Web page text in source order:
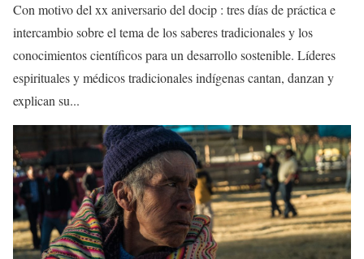
Con motivo del xx aniversario del docip : tres días de práctica e
intercambio sobre el tema de los saberes tradicionales y los
conocimientos científicos para un desarrollo sostenible. Líderes
espirituales y médicos tradicionales indígenas cantan, danzan y
explican su...